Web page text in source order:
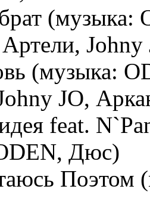
(музыка:
Johny
(музыка:
JO,
feat.
Дюс)
Поэтом